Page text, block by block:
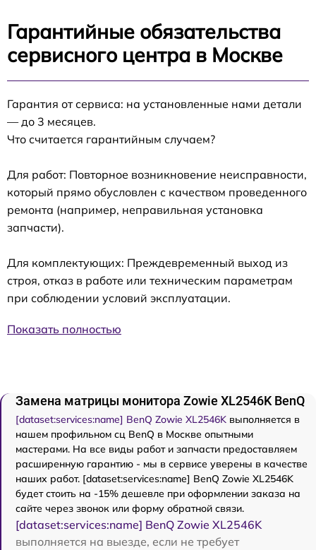
Гарантийные обязательства
сервисного центра в Москве
Гарантия от сервиса: на установленные нами детали
— до 3 месяцев.
Что считается гарантийным случаем?
Для работ: Повторное возникновение неисправности,
который прямо обусловлен с качеством проведенного
ремонта (например, неправильная установка
запчасти).
Для комплектующих: Преждевременный выход из
строя, отказ в работе или техническим параметрам
при соблюдении условий эксплуатации.
Показать полностью
Замена матрицы монитора Zowie XL2546K BenQ
[dataset:services:name] BenQ Zowie XL2546K выполняется в
нашем профильном сц BenQ в Москве опытными
мастерами. На все виды работ и запчасти предоставляем
расширенную гарантию - мы в сервисе уверены в качестве
наших работ. [dataset:services:name] BenQ Zowie XL2546K
будет стоить на -15% дешевле при оформлении заказа на
сайте через звонок или форму обратной связи.
[dataset:services:name] BenQ Zowie XL2546K
выполняется на выезде, если не требует